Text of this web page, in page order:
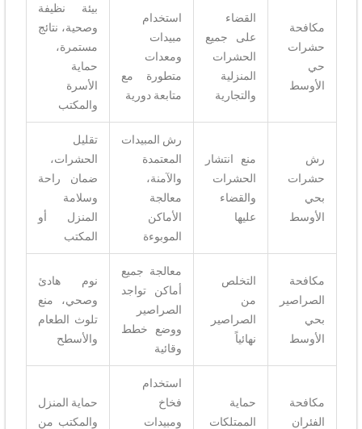
مكافحة
حشرات
حي
الأوسط
القضاء
على جميع
الحشرات
المنزلية
والتجارية
استخدام
مبيدات
ومعدات
متطورة مع
متابعة دورية
بيئة نظيفة
وصحية، نتائج
مستمرة،
حماية
الأسرة
والمكتب
رش
حشرات
بحي
الأوسط
منع انتشار
الحشرات
والقضاء
عليها
رش المبيدات
المعتمدة
والآمنة،
معالجة
الأماكن
الموبوءة
تقليل
الحشرات،
ضمان راحة
وسلامة
المنزل أو
المكتب
مكافحة
الصراصير
بحي
الأوسط
التخلص
من
الصراصير
نهائياً
معالجة جميع
أماكن تواجد
الصراصير
ووضع خطط
وقائية
نوم هادئ
وصحي، منع
تلوث الطعام
والأسطح
مكافحة
الفئران
حماية
الممتلكات
استخدام
فخاخ
ومبيدات
حماية المنزل
والمكتب من